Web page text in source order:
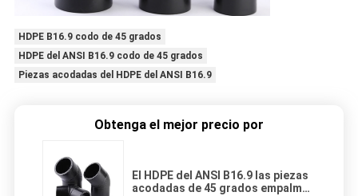
HDPE B16.9 codo de 45 grados
HDPE del ANSI B16.9 codo de 45 grados
Piezas acodadas del HDPE del ANSI B16.9
Obtenga el mejor precio por
El HDPE del ANSI B16.9 las piezas
acodadas de 45 grados empalma